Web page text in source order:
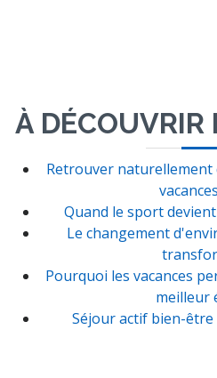
À DÉCOUVRIR
Retrouver naturellement
Quand le sport
Le changement
Pourquoi les vacances
meilleur
Séjour actif bien-être